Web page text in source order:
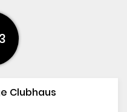
Clubhaus